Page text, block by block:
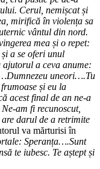
Cerul, nemișcat și
mirifică în violența sa
vântul din nord.
mea și o repet:
a se oferi unul
ajutorul a ceva anume:
uneori….Tu
și eu la
acest final de an ne-a
am fi recunoscut,
darul de a retrimite
va mărturisi în
Speranța….Sunt
te iubesc. Te aștept și